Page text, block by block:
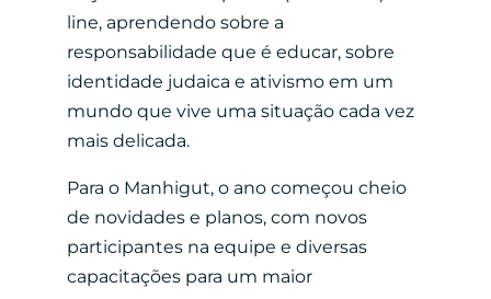
line, aprendendo sobre a
responsabilidade que é educar, sobre
identidade judaica e ativismo em um
mundo que vive uma situação cada vez
mais delicada.
Para o Manhigut, o ano começou cheio
de novidades e planos, com novos
participantes na equipe e diversas
capacitações para um maior